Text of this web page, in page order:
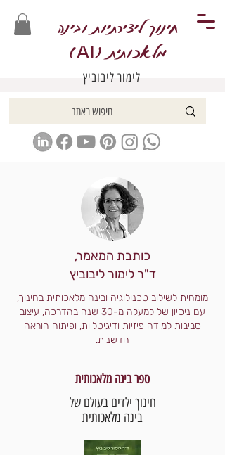
חינוך ליצירתיות ובינה
מלאכותית (AI
)
לימור ליבוביץ
כותבת המאמר,
ד"ר לימור ליבוביץ
מומחית לשילוב טכנולוגיה ובינה מלאכותית בחינוך,
עם ניסיון של למעלה מ-30 שנה בהדרכה, עיצוב
סביבות למידה פיזיות ודיגיטליות, ופיתוח הוראה
חדשנית.
ספר בינה מלאכותית
חינוך ילדים בעולם של
בינה מלאכותית